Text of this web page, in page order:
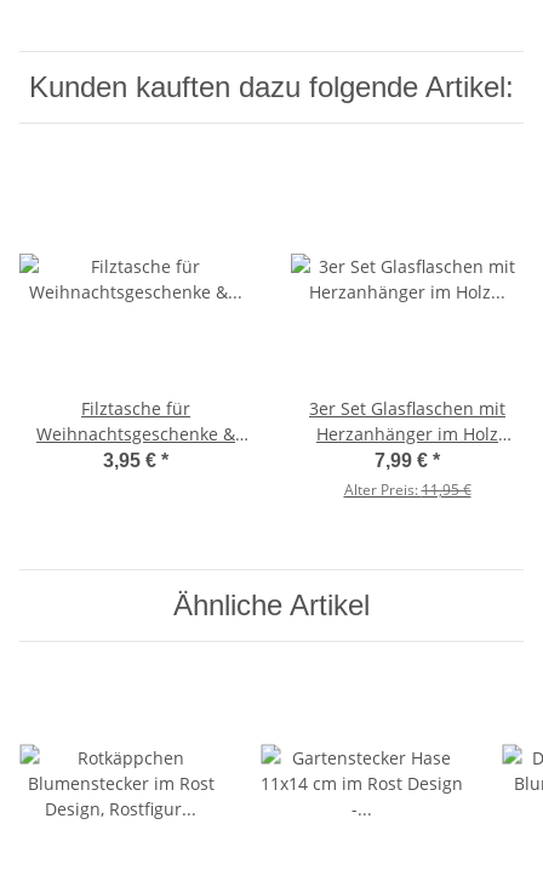
Kunden kauften dazu folgende Artikel:
Filztasche für
Weihnachtsgeschenke &
Geldgeschenke zu
3,95 € *
3er Set Glasflaschen mit
Herzanhänger im Holz
Tablett - Vase,
Tischdekoration, kleine
7,99 € *
Alter Preis:11,95 €
Ähnliche Artikel